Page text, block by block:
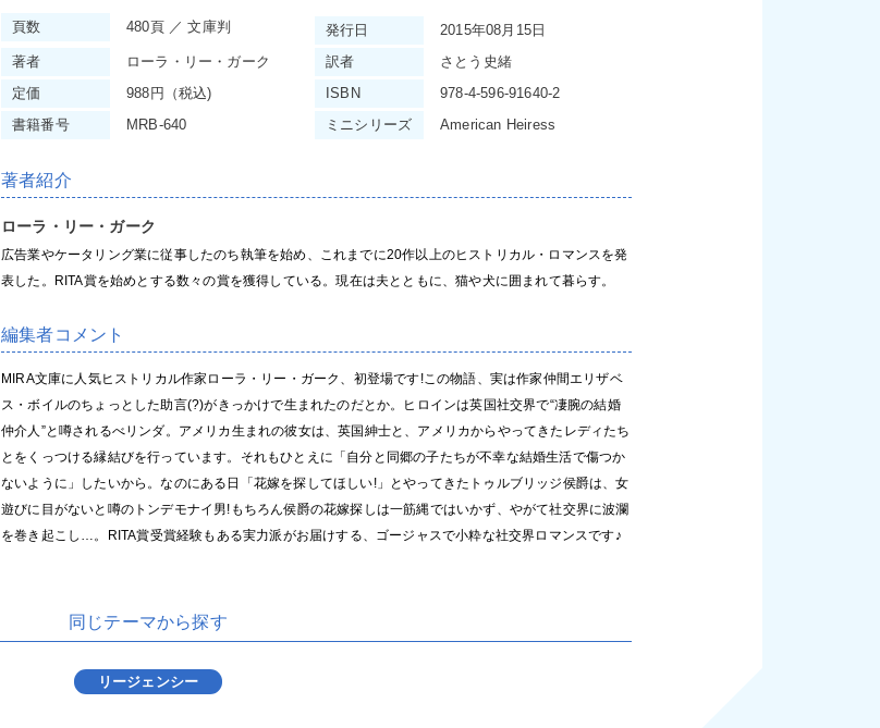
頁数 480頁 ／ 文庫判 発行日
2015年08月15日
著者
ローラ・リー・ガーク 訳者
さとう史緒
定価
988円（税込) ISBN
978-4-596-91640-2
書籍番号
MRB-640 ミニシリーズ American Heiress
著者紹介
ローラ・リー・ガーク
広告業やケータリング業に従事したのち執筆を始め、これまでに20作以上のヒストリカル・ロマンスを発
表した。RITA賞を始めとする数々の賞を獲得している。現在は夫とともに、猫や犬に囲まれて暮らす。
編集者コメント
MIRA文庫に人気ヒストリカル作家ローラ・リー・ガーク、初登場です!この物語、実は作家仲間エリザベ
ス・ボイルのちょっとした助言(?)がきっかけで生まれたのだとか。ヒロインは英国社交界で“凄腕の結婚
仲介人”と噂されるべリンダ。アメリカ生まれの彼女は、英国紳士と、アメリカからやってきたレディたち
とをくっつける縁結びを行っています。それもひとえに「自分と同郷の子たちが不幸な結婚生活で傷つか
ないように」したいから。なのにある日「花嫁を探してほしい!」とやってきたトゥルブリッジ侯爵は、女
遊びに目がないと噂のトンデモナイ男!もちろん侯爵の花嫁探しは一筋縄ではいかず、やがて社交界に波瀾
を巻き起こし…。RITA賞受賞経験もある実力派がお届けする、ゴージャスで小粋な社交界ロマンスです♪
同じテーマから探す
リージェンシー